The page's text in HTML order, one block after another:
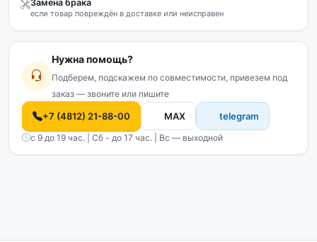
Замена брака
если товар повреждён в доставке или неисправен
Нужна помощь?
Подберем, подскажем по совместимости, привезем под
заказ — звоните или пишите
+7 (4812) 21-88-00 MAX telegram
с 9 до 19 час. | Сб - до 17 час. | Вс — выходной